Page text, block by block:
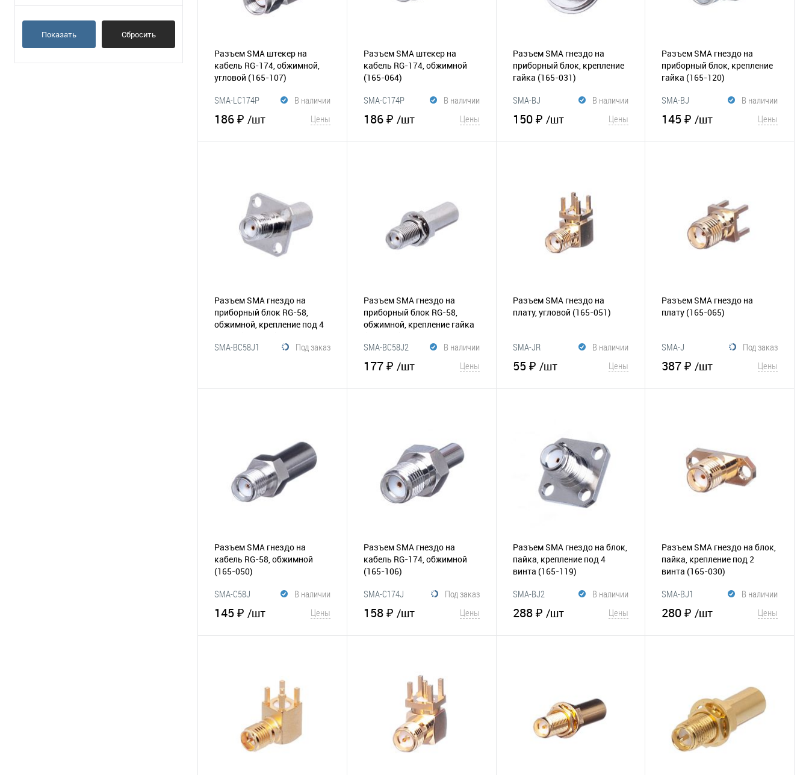
Показать Сбросить
Разъем SMA штекер на
кабель RG-174, обжимной,
угловой (165-107)
В наличии
SMA-LC174P
186 ₽ /шт Цены
В избранное
Разъем SMA штекер на
кабель RG-174, обжимной
(165-064)
В наличии
SMA-C174P
186 ₽ /шт Цены
Разъем SMA гнездо на
приборный блок, крепление
гайка (165-031)
В наличии
SMA-BJ
150 ₽ /шт Цены
Разъем SMA гнездо на
приборный блок, крепление
гайка (165-120)
В наличии
SMA-BJ
145 ₽/шт Цены
Разъем SMA гнездо на
приборный блок RG-58,
обжимной, крепление под 4
Под заказ
SMA-BC58J1
Разъем SMA гнездо на
приборный блок RG-58,
обжимной, крепление гайка
В наличии
SMA-BC58J2
177 ₽ /шт Цены
Разъем SMA гнездо на
плату, угловой (165-051)
В наличии
SMA-JR
55 ₽ /шт Цены
В избранное
Разъем SMA гнездо на
плату (165-065)
Под заказ
SMA-J
387 ₽/шт Цены
Разъем SMA гнездо на
кабель RG-58, обжимной
(165-050)
В наличии
SMA-C58J
145 ₽ /шт Цены
В избранное Сравнение
Разъем SMA гнездо на
кабель RG-174, обжимной
(165-106)
Под заказ
SMA-C174J
158 ₽ /шт Цены
В избранное
Разъем SMA гнездо на блок,
пайка, крепление под 4
винта (165-119)
В наличии
SMA-BJ2
288 ₽ /шт Цены
Разъем SMA гнездо на блок,
пайка, крепление под 2
винта (165-030)
В наличии
SMA-BJ1
280 ₽/шт Цены
Сравнение